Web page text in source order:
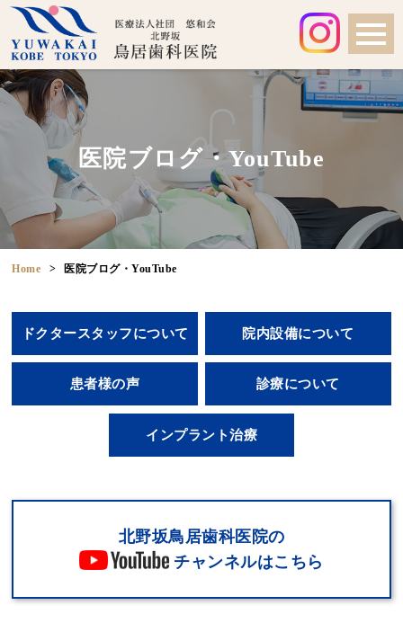
医院ブログ・YouTube
Home 医院ブログ・YouTube
ドクタースタッフについて 院内設備について
患者様の声 診療について
インプラント治療
北野坂鳥居歯科医院の
チャンネルはこちら